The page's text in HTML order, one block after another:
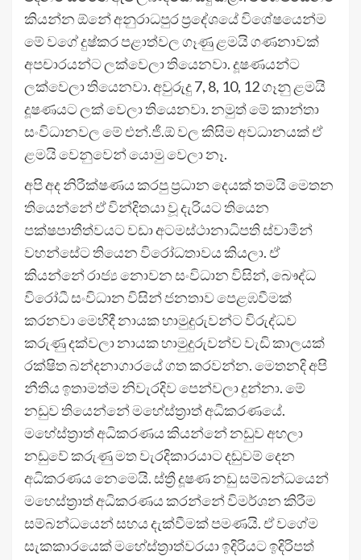
කියන්න ඕනේ අනුරාධපුර ප්‍රදේශයේ විශේෂයෙන්ම
මේ වගේ දුෂ්කර පළාත්වල ගෑණු ළමයි ගණනාවක්
අපචාරයන්ට ලක්වෙලා තියෙනවා. දූෂණයන්ට
ලක්වෙලා තියෙනවා. අවුරුදු 7, 8, 10, 12 ගෑනු ළමයි
දූෂණයට ලක් වෙලා තියෙනවා. නමුත් මේ කාන්තා
සංවිධානවල මේ එන්.ජී.ඕ වල කිසිම අවධානයක් ඒ
ළමයි වෙනුවෙන් යොමු වෙලා නෑ.
අපි අද නිරීක්ෂණය කරපු ප්‍රධාන දෙයක් තමයි මෙතන
තියෙන්නේ ඒ වින්දිතයා වූ දැරියට තියෙන
පක්ෂපාතීත්වයට වඩා අටමස්ථානාධිපති ස්වාමීන්
වහන්සේට තියෙන විරෝධතාවය කියලා. ඒ
කියන්නේ රාජ්‍ය නොවන සංවිධාන විසින්, බෞද්ධ
විරෝධී සංවිධාන විසින් ජනතාව පෙළඹවීමක්
කරනවා මෙහිදී නායක හාමුදුරුවන්ට විරුද්ධව
කරුණු දක්වලා නායක හාමුදුරුවන්ව වැඩි කාලයක්
රක්ෂිත බන්දනාගාරයේ ගත කරවන්න. මෙතනදි අපි
නීතිය ඉතාමත්ම නිවැරදිව පෙන්වලා දුන්නා. මේ
නඩුව තියෙන්නේ මහේස්ත්‍රාත් අධිකරණයේ.
මහේස්ත්‍රාත් අධිකරණය කියන්නේ නඩුව අහලා
නඩුවේ කරුණු මත වැරදිකාරයාට දඬුවම් දෙන
අධිකරණය නෙමෙයි. ස්ත්‍රී දූෂණ නඩු සම්බන්ධයෙන්
මහෙස්ත්‍රාත් අධිකරණය කරන්නේ විමර්ශන කිරීම
සම්බන්ධයෙන් සහය දැක්වීමක් පමණයි. ඒ වගේම
සැකකාරයෙක් මහේස්ත්‍රාත්වරයා ඉදිරියට ඉදිරිපත්